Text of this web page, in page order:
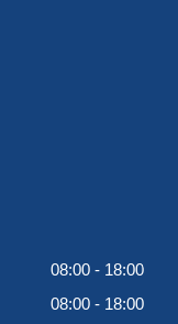
08:00 - 18:00
08:00 - 18:00